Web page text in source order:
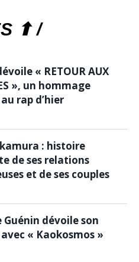
⬆ /
« RETOUR AUX
», un hommage
rap d’hier
: histoire
de ses relations
et de ses couples
Guénin dévoile son
« Kaokosmos »